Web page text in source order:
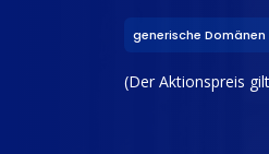
generische Domänen
(Der Aktionspreis